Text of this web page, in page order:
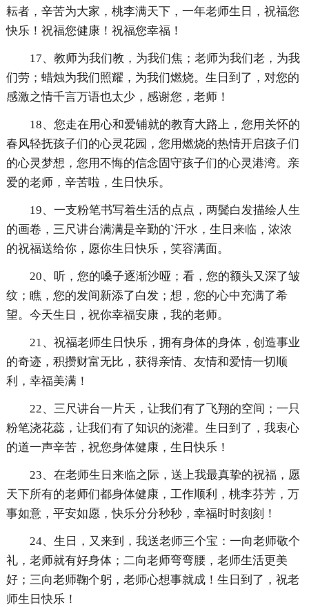
耘者，辛苦为大家，桃李满天下，一年老师生日，祝福您
快乐！祝福您健康！祝福您幸福！
17、教师为我们教，为我们焦；老师为我们老，为我
们劳；蜡烛为我们照耀，为我们燃烧。生日到了，对您的
感激之情千言万语也太少，感谢您，老师！
18、您走在用心和爱铺就的教育大路上，您用关怀的
春风轻抚孩子们的心灵花园，您用燃烧的热情开启孩子们
的心灵梦想，您用不悔的信念固守孩子们的心灵港湾。亲
爱的老师，辛苦啦，生日快乐。
19、一支粉笔书写着生活的点点，两鬓白发描绘人生
的画卷，三尺讲台满满是辛勤的`汗水，生日来临，浓浓
的祝福送给你，愿你生日快乐，笑容满面。
20、听，您的嗓子逐渐沙哑；看，您的额头又深了皱
纹；瞧，您的发间新添了白发；想，您的心中充满了希
望。今天生日，祝你幸福安康，我的老师。
21、祝福老师生日快乐，拥有身体的身体，创造事业
的奇迹，积攒财富无比，获得亲情、友情和爱情一切顺
利，幸福美满！
22、三尺讲台一片天，让我们有了飞翔的空间；一只
粉笔浇花蕊，让我们有了知识的浇灌。生日到了，我衷心
的道一声辛苦，祝您身体健康，生日快乐！
23、在老师生日来临之际，送上我最真挚的祝福，愿
天下所有的老师们都身体健康，工作顺利，桃李芬芳，万
事如意，平安如愿，快乐分分秒秒，幸福时时刻刻！
24、生日，又来到，我送老师三个宝：一向老师敬个
礼，老师就有好身体；二向老师弯弯腰，老师生活更美
好；三向老师鞠个躬，老师心想事就成！生日到了，祝老
师生日快乐！